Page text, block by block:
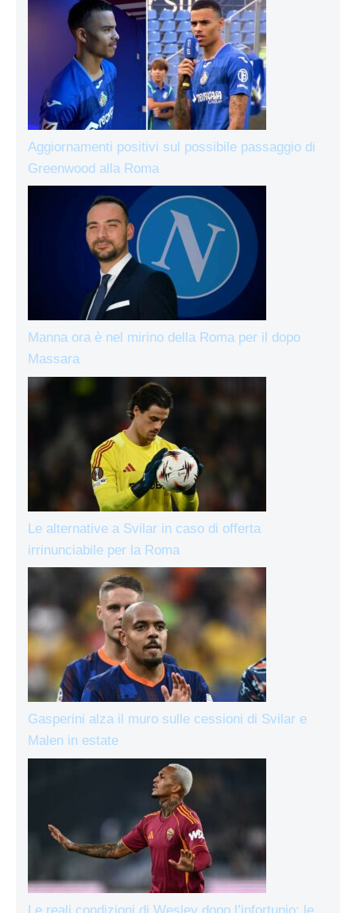
Aggiornamenti positivi sul possibile passaggio di
Greenwood alla Roma
Manna ora è nel mirino della Roma per il dopo
Massara
Le alternative a Svilar in caso di offerta
irrinunciabile per la Roma
Gasperini alza il muro sulle cessioni di Svilar e
Malen in estate